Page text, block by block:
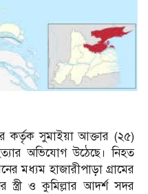
কর্তৃক সুমাইয়া আক্তার (২৫)
অভিযোগ উঠেছে। নিহত
মধ্যম হাজারীপাড়া গ্রামের
ও কুমিল্লার আদর্শ সদর